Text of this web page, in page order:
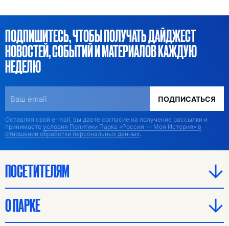
ПОДПИШИТЕСЬ, ЧТОБЫ ПОЛУЧАТЬ ДАЙДЖЕСТ
НОВОСТЕЙ, СОБЫТИЙ И МАТЕРИАЛОВ КАЖДУЮ
НЕДЕЛЮ
ПОДПИСАТЬСЯ
Оставляя свой e-mail, вы даете согласие на получение рассылки и
принимаете условия Политики Парка «Россия — Моя История» в
отношении обработки персональных данных.
ПОСЕТИТЕЛЯМ
О ПАРКЕ